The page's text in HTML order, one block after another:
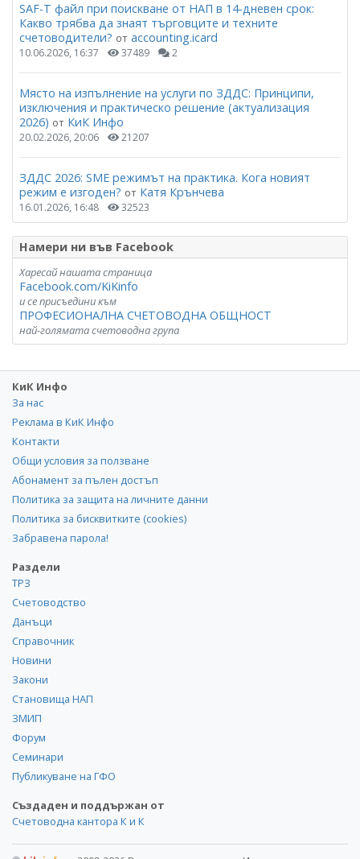
SAF-T файл при поискване от НАП в 14-дневен срок:
Какво трябва да знаят търговците и техните
счетоводители? от accounting.icard
10.06.2026, 16:37 37489 2
Място на изпълнение на услуги по ЗДДС: Принципи,
изключения и практическо решение (актуализация
2026) от КиК Инфо
20.02.2026, 20:06 21207
ЗДДС 2026: SME режимът на практика. Кога новият
режим е изгоден? от Катя Крънчева
16.01.2026, 16:48 32523
Намери ни във Facebook
Харесай нашата страница
Facebook.com/KiKinfo
и се присъедини към
ПРОФЕСИОНАЛНА СЧЕТОВОДНА ОБЩНОСТ
най-голямата счетоводна група
КиК Инфо
За нас
Реклама в КиК Инфо
Контакти
Общи условия за ползване
Абонамент за пълен достъп
Политика за защита на личните данни
Политика за бисквитките (cookies)
Забравена парола!
Раздели
ТРЗ
Счетоводство
Данъци
Справочник
Новини
Закони
Становища НАП
ЗМИП
Форум
Семинари
Публикуване на ГФО
Създаден и поддържан от
Счетоводна кантора К и К